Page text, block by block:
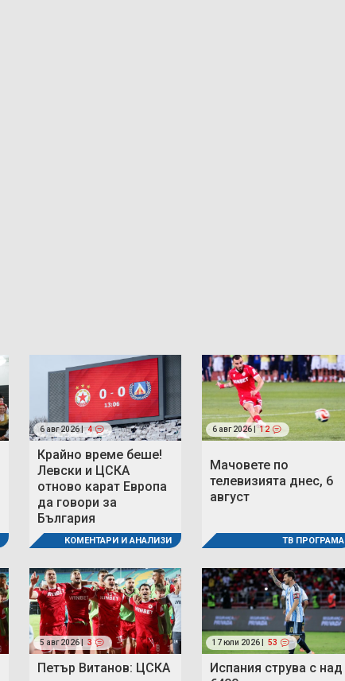
6 авг 2026 | 4
Крайно време беше!
Левски и ЦСКА
отново карат Европа
да говори за
България
КОМЕНТАРИ И АНАЛИЗИ
6 авг 2026 | 12
Мачовете по
телевизията днес, 6
август
ТВ ПРОГРАМА
5 авг 2026 | 3
Петър Витанов: ЦСКА
17 юли 2026 | 53
Испания струва с над